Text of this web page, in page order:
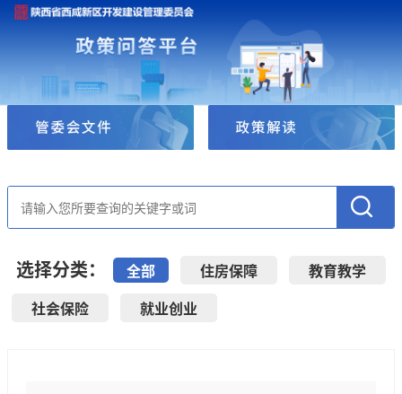
选择分类： 全部 住房保障
教育教学
社会保险
就业创业